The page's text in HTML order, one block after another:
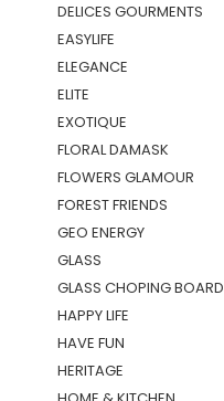
DELICES GOURMENTS
EASYLIFE
ELEGANCE
ELITE
EXOTIQUE
FLORAL DAMASK
FLOWERS GLAMOUR
FOREST FRIENDS
GEO ENERGY
GLASS
GLASS CHOPING BOARD
HAPPY LIFE
HAVE FUN
HERITAGE